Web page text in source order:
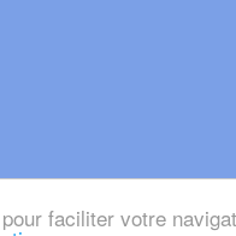
faciliter votre